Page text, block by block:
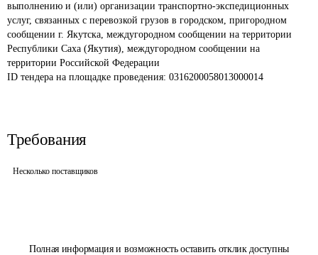
Полная информация и возможность оставить отклик доступны
выполнению и (или) организации транспортно-экспедиционных
услуг, связанных с перевозкой грузов в городском, пригородном
сообщении г. Якутска, междугородном сообщении на территории
Республики Саха (Якутия), междугородном сообщении на
территории Российской Федерации
ID тендера на площадке проведения: 0316200058013000014
Требования
Несколько поставщиков